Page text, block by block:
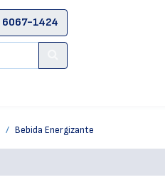
6067-1424
Bebida Energizante